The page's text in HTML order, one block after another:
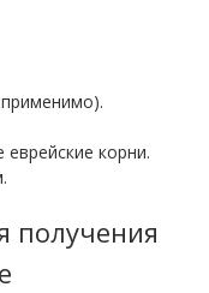
корни.
получения